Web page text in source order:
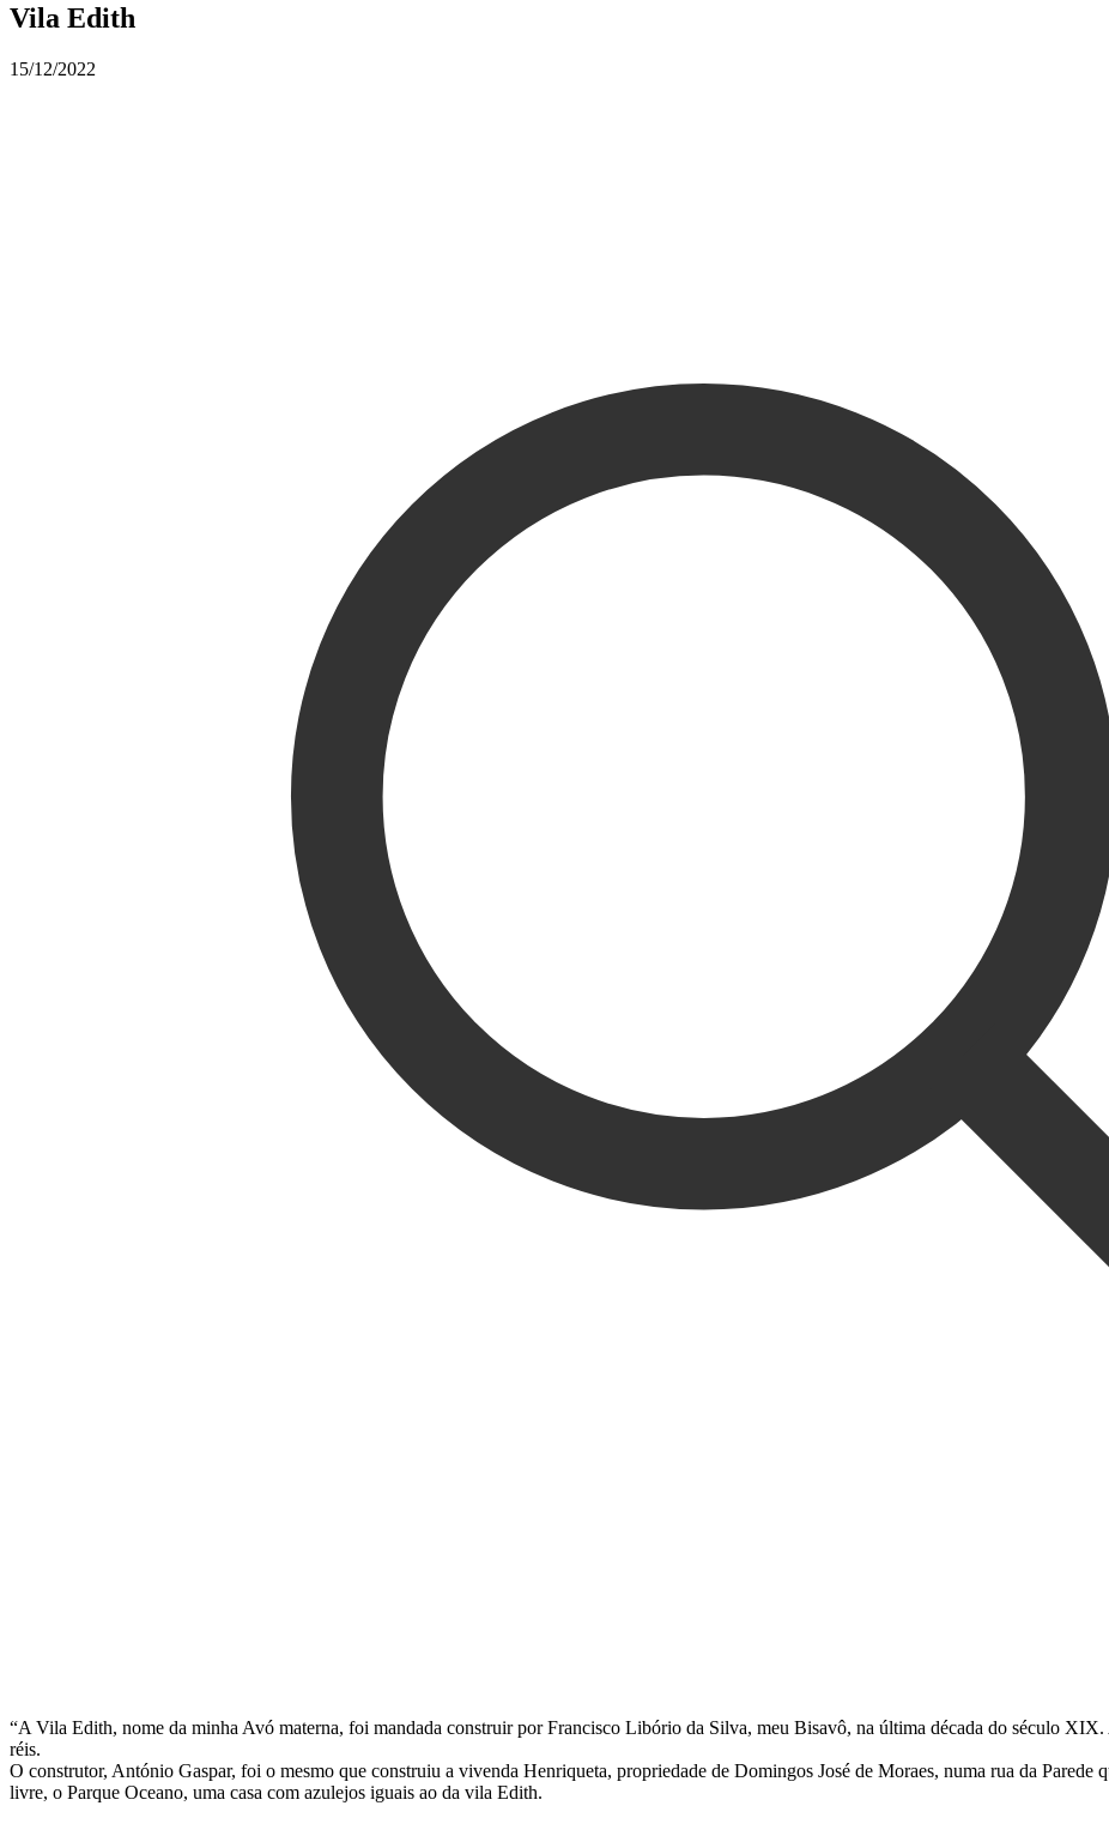
Vila Edith
15/12/2022
“A Vila Edith, nome da minha Avó materna, foi mandada construir por Francisco Libório da Silva, meu Bisavô, na última década do século XIX.
réis.
O construtor, António Gaspar, foi o mesmo que construiu a vivenda Henriqueta, propriedade de Domingos José de Moraes, numa rua da Parede
livre, o Parque Oceano, uma casa com azulejos iguais ao da vila Edith.